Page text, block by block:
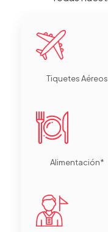
Tiquetes Aéreos
Alimentación*